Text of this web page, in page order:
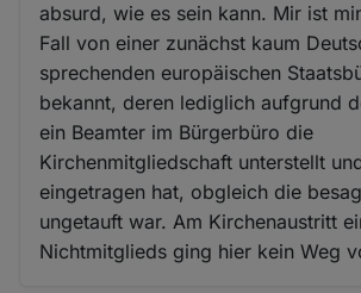
absurd, wie es sein kann. Mir ist
Fall von einer zunächst kaum
sprechenden europäischen
bekannt, deren lediglich aufgrund
ein Beamter im Bürgerbüro die
Kirchenmitgliedschaft unterstellt
eingetragen hat, obgleich die
ungetauft war. Am Kirchenaustritt
Nichtmitglieds ging hier kein Weg